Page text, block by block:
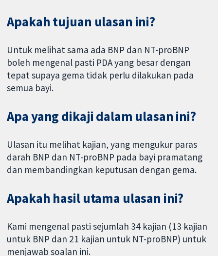
Apakah tujuan ulasan ini?
Untuk melihat sama ada BNP dan NT-proBNP
boleh mengenal pasti PDA yang besar dengan
tepat supaya gema tidak perlu dilakukan pada
semua bayi.
Apa yang dikaji dalam ulasan ini?
Ulasan itu melihat kajian, yang mengukur paras
darah BNP dan NT-proBNP pada bayi pramatang
dan membandingkan keputusan dengan gema.
Apakah hasil utama ulasan ini?
Kami mengenal pasti sejumlah 34 kajian (13 kajian
untuk BNP dan 21 kajian untuk NT-proBNP) untuk
menjawab soalan ini.